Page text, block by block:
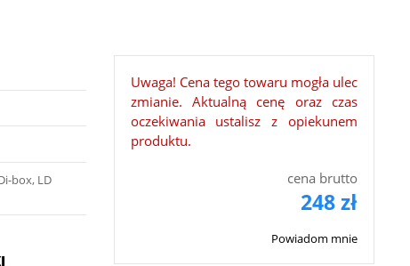
box, LD
Uwaga! Cena tego towaru mogła ulec
zmianie. Aktualną cenę oraz czas
oczekiwania ustalisz z opiekunem
produktu.
cena brutto
248 zł
Powiadom mnie